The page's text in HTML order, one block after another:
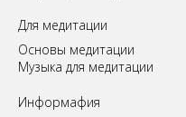
Для медитации
Основы медитации
Музыка для медитации
Информафия